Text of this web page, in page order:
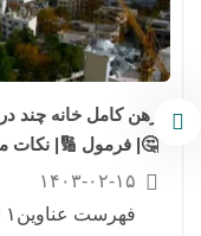
رهن کامل خانه
🤔| فرمول 🔢| نکات
۱۴۰۳-۰۲-۱۵